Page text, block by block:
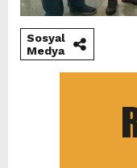
Sosyal
Medya